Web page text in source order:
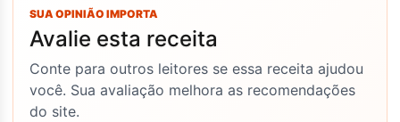
SUA OPINIÃO IMPORTA
Avalie esta receita
Conte para outros leitores se essa receita ajudou
você. Sua avaliação melhora as recomendações
do site.